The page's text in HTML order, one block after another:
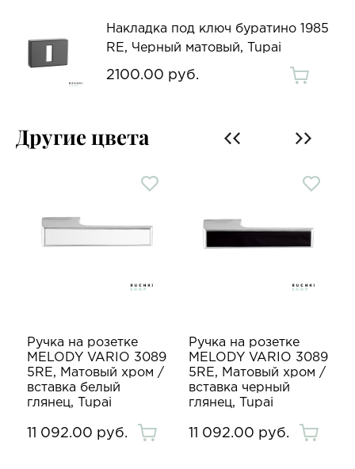
Накладка под ключ буратино 1985
RE, Черный матовый, Tupai
2100.00 руб.
Другие цвета
Ручка на розетке
MELODY VARIO 3089
5RE, Матовый хром /
вставка белый
глянец, Tupai
11 092.00 руб.
Ручка на розетке
MELODY VARIO 3089
5RE, Матовый хром /
вставка черный
глянец, Tupai
11 092.00 руб.